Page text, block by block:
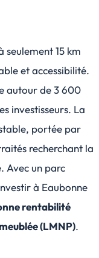
seulement 15 km
et accessibilité.
autour de 3 600
investisseurs. La
portée par
recherchant la
Avec un parc
à Eaubonne
rentabilité
(LMNP).